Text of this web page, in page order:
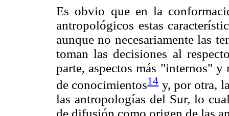
Es obvio que en la
antropológicos estas
aunque no necesariamente las
toman las decisiones al
parte, aspectos más "internos"
de conocimientos14y, por otra,
las antropologías del Sur, lo
de difusión como origen de las